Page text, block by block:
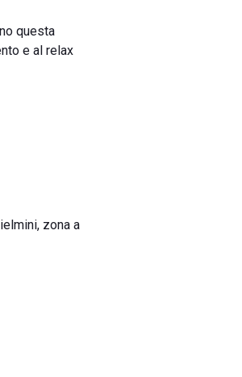
questa
e al relax
zona a